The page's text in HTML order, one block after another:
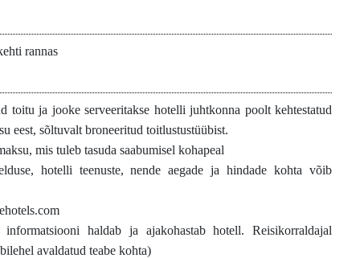
rannas
toitu ja jooke serveeritakse hotelli juhtkonna poolt kehtestatud
eest, sõltuvalt broneeritud toitlustustüübist.
mis tuleb tasuda saabumisel kohapeal
hotelli teenuste, nende aegade ja hindade kohta võib
haldab ja ajakohastab hotell. Reisikorraldajal
avaldatud teabe kohta)